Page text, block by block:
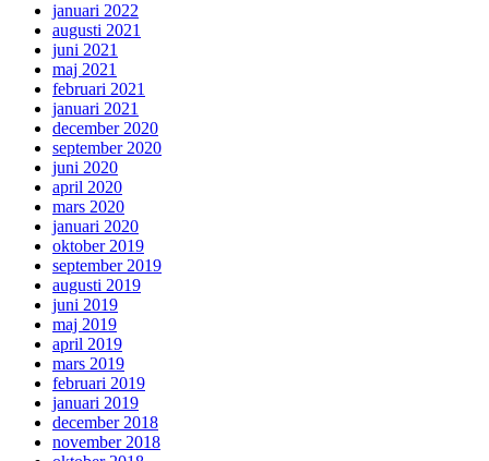
januari 2022
augusti 2021
juni 2021
maj 2021
februari 2021
januari 2021
december 2020
september 2020
juni 2020
april 2020
mars 2020
januari 2020
oktober 2019
september 2019
augusti 2019
juni 2019
maj 2019
april 2019
mars 2019
februari 2019
januari 2019
december 2018
november 2018